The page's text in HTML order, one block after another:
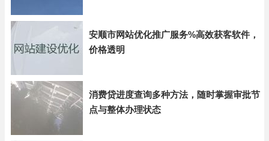
安顺市网站优化推广服务%高效获客软件，
价格透明
消费贷进度查询多种方法，随时掌握审批节
点与整体办理状态